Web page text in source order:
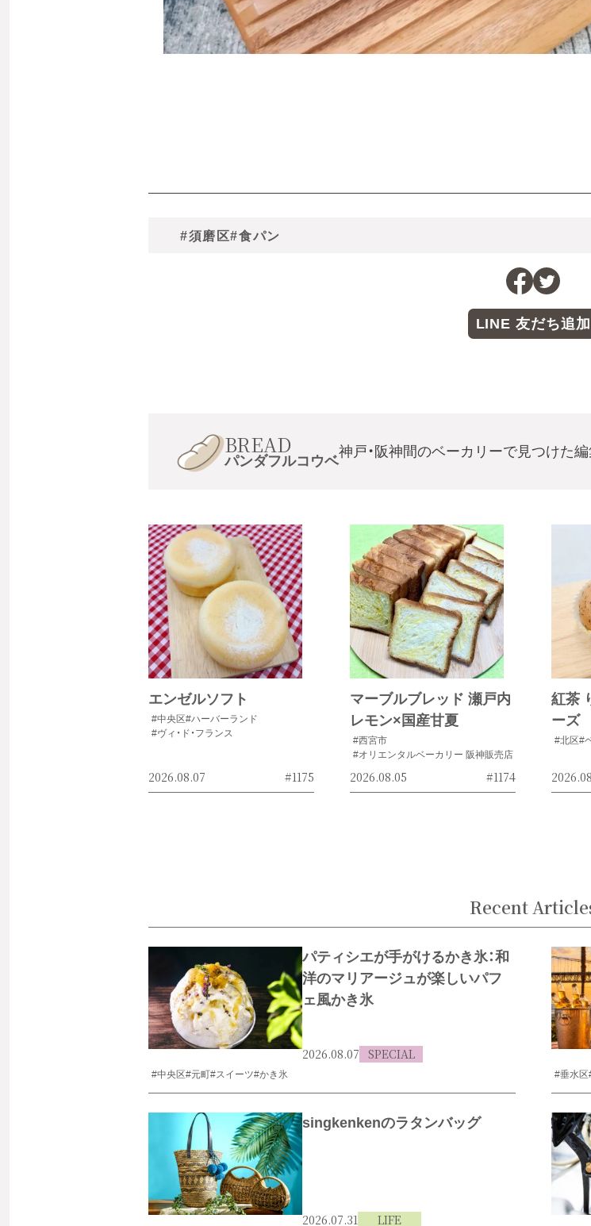
#須磨区#食パン
LINE 友だち追加
BREAD
パンダフルコウベ
神戸・阪神間のベーカリーで見つけた
エンゼルソフト
#中央区#ハーバーランド
#ヴィ・ド・フランス
2026.08.07 #1175
マーブルブレッド 瀬戸内
レモン×国産甘夏
#西宮市
#オリエンタルベーカリー 阪神販売店
2026.08.05 #1174
紅茶
ーズ
#北区#
Recent
パティシエが手がけるかき氷：和
洋のマリアージュが楽しいパフ
ェ風かき氷
2026.08.07 SPECIAL
#中央区#元町#スイーツ#かき氷 #垂水区
singkenkenのラタンバッグ
2026.07.31 LIFE